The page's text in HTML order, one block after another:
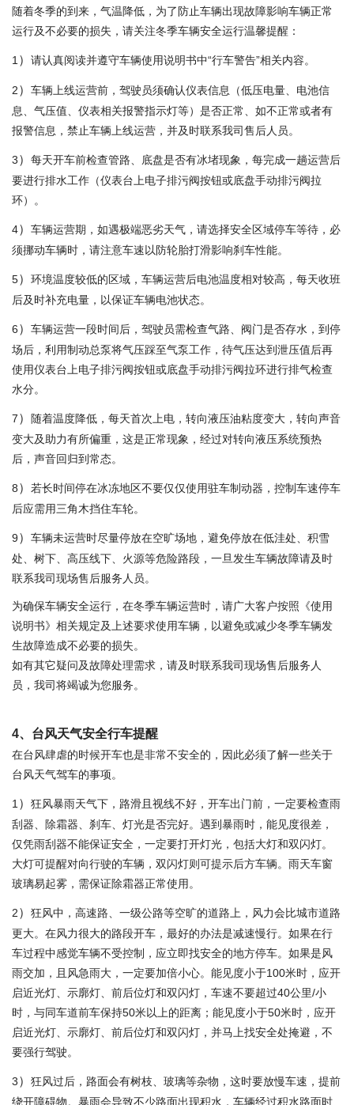
随着冬季的到来，气温降低，为了防止车辆出现故障影响车辆正常
运行及不必要的损失，请关注冬季车辆安全运行温馨提醒：
1 ） 请认真阅读并遵守车辆使用说明书中“行车警告”相关内容。
2） 车辆上线运营前，驾驶员须确认仪表信息（低压电量、电池信
息、气压值、仪表相关报警指示灯等）是否正常、如不正常或者有
报警信息，禁止车辆上线运营，并及时联系我司售后人员。
3） 每天开车前检查管路、底盘是否有冰堵现象，每完成一趟运营后
要进行排水工作（仪表台上电子排污阀按钮或底盘手动排污阀拉
环）。
4） 车辆运营期，如遇极端恶劣天气，请选择安全区域停车等待，必
须挪动车辆时，请注意车速以防轮胎打滑影响刹车性能。
5） 环境温度较低的区域，车辆运营后电池温度相对较高，每天收班
后及时补充电量，以保证车辆电池状态。
6） 车辆运营一段时间后，驾驶员需检查气路、阀门是否存水，到停
场后，利用制动总泵将气压踩至气泵工作，待气压达到泄压值后再
使用仪表台上电子排污阀按钮或底盘手动排污阀拉环进行排气检查
水分。
7） 随着温度降低，每天首次上电，转向液压油粘度变大，转向声音
变大及助力有所偏重，这是正常现象，经过对转向液压系统预热
后，声音回归到常态。
8） 若长时间停在冰冻地区不要仅仅使用驻车制动器，控制车速停车
后应需用三角木挡住车轮。
9） 车辆未运营时尽量停放在空旷场地，避免停放在低洼处、积雪
处、树下、高压线下、火源等危险路段，一旦发生车辆故障请及时
联系我司现场售后服务人员。
为确保车辆安全运行，在冬季车辆运营时，请广大客户按照《使用
说明书》相关规定及上述要求使用车辆，以避免或减少冬季车辆发
生故障造成不必要的损失。
如有其它疑问及故障处理需求，请及时联系我司现场售后服务人
员，我司将竭诚为您服务。
4、台风天气安全行车提醒
在台风肆虐的时候开车也是非常不安全的，因此必须了解一些关于
台风天气驾车的事项。
1 ） 狂风暴雨天气下，路滑且视线不好，开车出门前，一定要检查雨
刮器、除霜器、刹车、灯光是否完好。遇到暴雨时，能见度很差，
仅凭雨刮器不能保证安全，一定要打开灯光，包括大灯和双闪灯。
大灯可提醒对向行驶的车辆，双闪灯则可提示后方车辆。雨天车窗
玻璃易起雾，需保证除霜器正常使用。
2） 狂风中，高速路、一级公路等空旷的道路上，风力会比城市道路
更大。在风力很大的路段开车，最好的办法是减速慢行。如果在行
车过程中感觉车辆不受控制，应立即找安全的地方停车。如果是风
雨交加，且风急雨大，一定要加倍小心。能见度小于100米时，应开
启近光灯、示廓灯、前后位灯和双闪灯，车速不要超过40公里/小
时，与同车道前车保持50米以上的距离；能见度小于50米时，应开
启近光灯、示廓灯、前后位灯和双闪灯，并马上找安全处掩避，不
要强行驾驶。
3） 狂风过后，路面会有树枝、玻璃等杂物，这时要放慢车速，提前
绕开障碍物。暴雨会导致不少路面出现积水，车辆经过积水路面时